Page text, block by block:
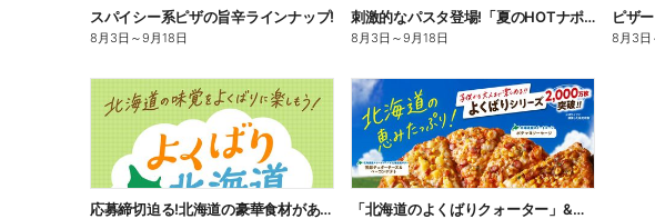
スパイシー系ピザの旨辛ラインナップ!
8月3日 ～9月18日
刺激的なパスタ登場!「夏のHOTナポリタン」
8月3日 ～9月18日
ピザ
8月3日
応募締切迫る!北海道の豪華食材があたるプレゼントキャンペーン 「北海道のよくばりクォーター」&ピザーラ夏の定番!エビマヨのよくばりクォーター